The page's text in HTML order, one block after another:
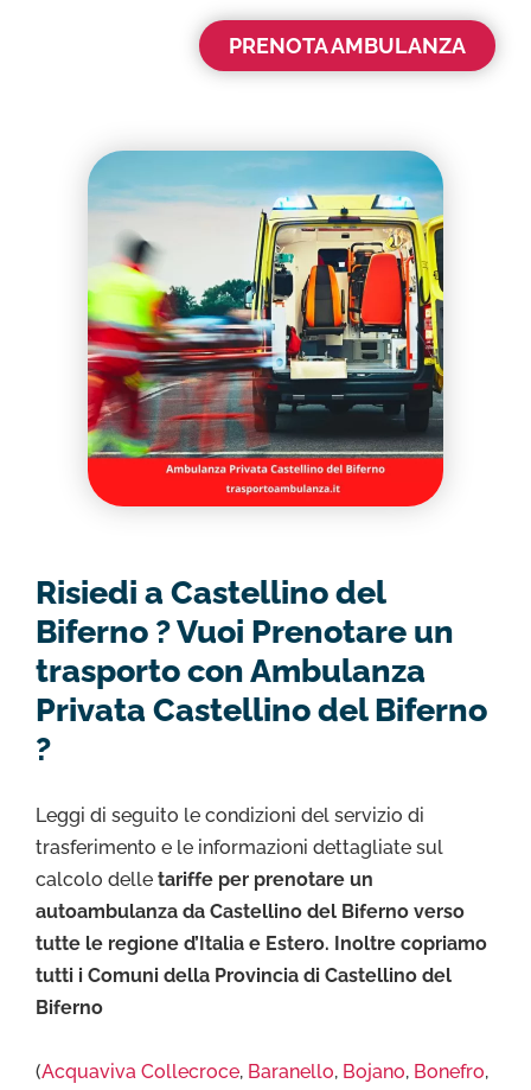
PRENOTA AMBULANZA
Risiedi a Castellino del
Biferno ? Vuoi Prenotare un
trasporto con Ambulanza
Privata Castellino del Biferno
?
Leggi di seguito le condizioni del servizio di
trasferimento e le informazioni dettagliate sul
calcolo delle tariffe per prenotare un
autoambulanza da Castellino del Biferno verso
tutte le regione d’Italia e Estero. Inoltre copriamo
tutti i Comuni della Provincia di Castellino del
Biferno
(Acquaviva Collecroce, Baranello, Bojano, Bonefro,